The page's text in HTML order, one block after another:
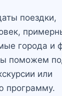
поездки,
города и
поможем
или
программу.